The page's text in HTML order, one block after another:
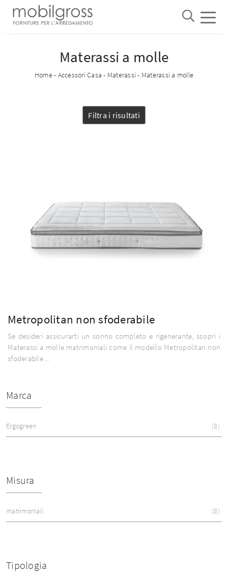
Materassi a molle
Home- Accessori Casa - Materassi - Materassi a molle
Filtra i risultati
Metropolitan non sfoderabile
Se desideri assicurarti un sonno completo e rigenerante, scopri i
Materassi a molle matrimoniali come il modello Metropolitan non
sfoderabile ...
Marca
Ergogreen 8
Misura
matrimoniali 8
Tipologia